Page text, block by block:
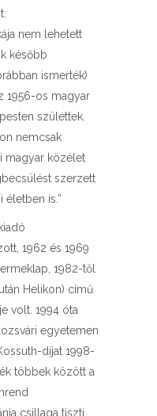
nem lehetett
később
ismerték)
1956-os magyar
születtek.
nemcsak
magyar közélet
szerzett
is.”
1962 és 1969
1982-től
Helikon) című
volt. 1994 óta
egyetemen
díjat 1998-
többek között a
csillaga tiszti